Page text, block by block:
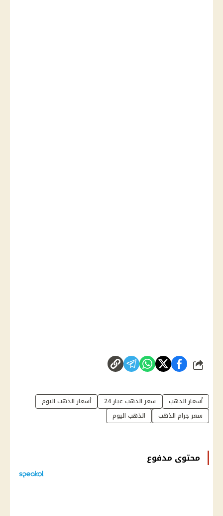
شارك
أسعار الذهب سعر الذهب عيار 24
أسعار الذهب اليوم
سعر جرام الذهب
الذهب اليوم
محتوى مدفوع